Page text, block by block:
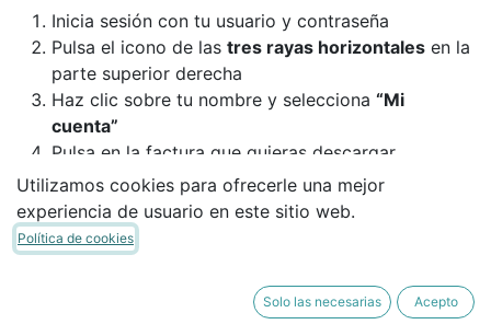
Inicia sesión con tu usuario y contraseña
Pulsa el icono de las tres rayas horizontales en la
parte superior derecha
Haz clic sobre tu nombre y selecciona “Mi
cuenta”
Pulsa en la factura que quieras descargar
Modificar o añadir datos de facturación:
Desde“Mi cuenta”
Pulsa en“Cambiar”
Podrás modificar o añadir cualquiera de tus datos
Utilizamos cookies para ofrecerle una mejor
experiencia de usuario en este sitio web.
Política de cookies
Solo las necesarias Acepto